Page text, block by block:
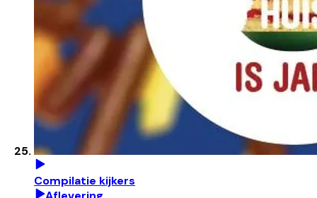
Compilatie kijkers